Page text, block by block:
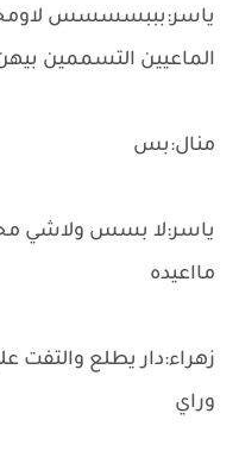
ياسر:بببسسسس
الماعيين التسممين
منال:بس
ياسر:لا بسس ولاشي
مااعيده
زهراء:دار يطلع والتفت
وراي